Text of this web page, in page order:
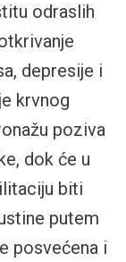
odraslih
depresije i
krvnog
poziva
dok će u
biti
putem
posvećena i